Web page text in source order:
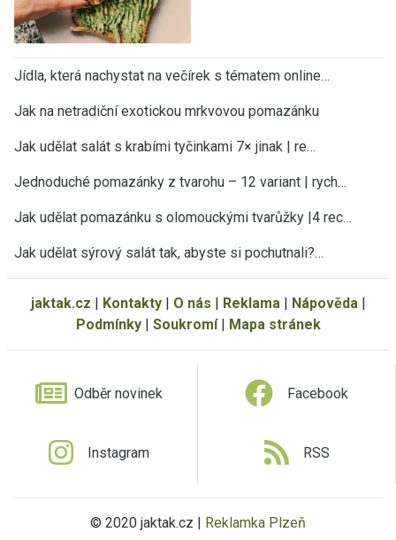
Jídla, která nachystat na večírek s tématem online…
Jak na netradiční exotickou mrkvovou pomazánku
Jak udělat salát s krabími tyčinkami 7× jinak | re…
Jednoduché pomazánky z tvarohu – 12 variant | rych…
Jak udělat pomazánku s olomouckými tvarůžky |4 rec…
Jak udělat sýrový salát tak, abyste si pochutnali?…
jaktak.cz | Kontakty| O nás | Reklama | Nápověda |
Podmínky| Soukromí| Mapa stránek
Odběr novinek Facebook
Instagram RSS
© 2020 jaktak.cz | Reklamka Plzeň